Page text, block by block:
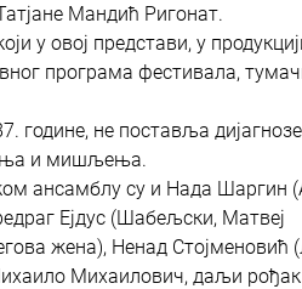
Мандић Ригонат.
у овој представи, у
програма фестивала,
године, не поставља
и мишљења.
ансамблу су и Нада Шаргин
Ејдус (Шабељски, Матвеј
жена), Ненад Стојменовић
Михаилович, даљи рођак